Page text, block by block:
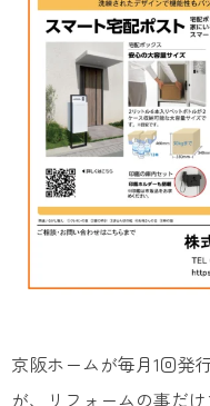
京阪ホームが毎月1回発
が、リフォームの事だ